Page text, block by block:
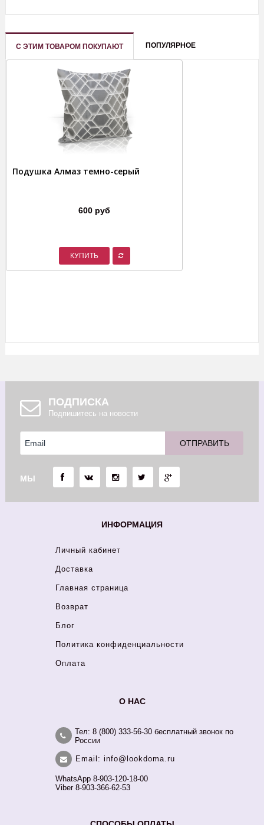
С ЭТИМ ТОВАРОМ ПОКУПАЮТ ПОПУЛЯРНОЕ
Подушка Алмаз темно-серый
600 руб
КУПИТЬ
ПОДПИСКА
Подпишитесь на новости
МЫ
ИНФОРМАЦИЯ
Личный кабинет
Доставка
Главная страница
Возврат
Блог
Политика конфиденциальности
Оплата
О НАС
Тел: 8 (800) 333-56-30 бесплатный звонок по
России
Email: info@lookdoma.ru
WhatsApp 8-903-120-18-00
Viber 8-903-366-62-53